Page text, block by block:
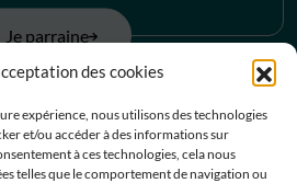
des cookies
expérience, nous utilisons des technologies
et/ou accéder à des informations sur
à ces technologies, cela nous
telles que le comportement de navigation ou
Je parraine
nos
d’emplois